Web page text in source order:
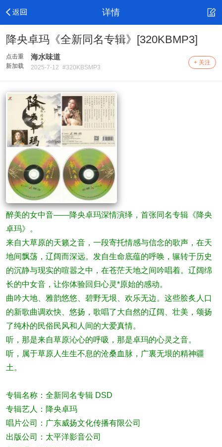
详情
降央卓玛《全新同名专辑》[320KBMP3]
点击重
新加载
海水味道
2025-7-12 #320KBSMP3
+ 关注
醉美的女中音——降央卓玛深情演绎，首张同名专辑《降央
卓玛》。
来自大草原的天籁之音，一段寄托情感与信念的歌声，在天
地间飘荡，辽阔而深远。发自生命底蕴的呼唤，辗转于历史
的沉静与现实的喧嚣之中，在苍茫天地之间吟唱着。辽阔绵
长的中女音，让你体验回归心灵*原始的感动。
曲吟大地、雅韵悠悠、碧野无垠、欢乐无边。这些脍炙人口
的新歌曲调欢快、悠扬，歌唱了大自然的辽阔、壮美，颂扬
了纯朴的民俗民风和人间的大爱真情。
听，那是来自草原沁心的呼吸，那是卓玛的心灵之音。
听，属于草原人生生不息的沧桑血脉，广裏无垠的精神疆
土。
专辑名称：全新同名专辑 DSD
专辑艺人：降央卓玛
唱片公司：广东威扬文化传播有限公司
出版公司：太平洋影音公司